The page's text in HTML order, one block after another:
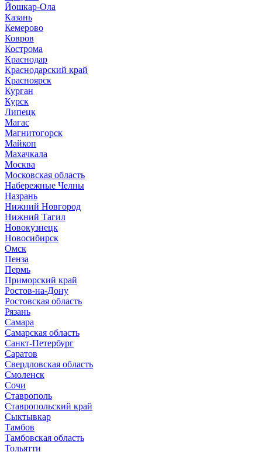
Йошкар-Ола
Казань
Кемерово
Ковров
Кострома
Краснодар
Краснодарский край
Красноярск
Курган
Курск
Липецк
Магас
Магнитогорск
Майкоп
Махачкала
Москва
Московская область
Набережные Челны
Назрань
Нижний Новгород
Нижний Тагил
Новокузнецк
Новосибирск
Омск
Пенза
Пермь
Приморский край
Ростов-на-Дону
Ростовская область
Рязань
Самара
Самарская область
Санкт-Петербург
Саратов
Свердловская область
Смоленск
Сочи
Ставрополь
Ставропольский край
Сыктывкар
Тамбов
Тамбовская область
Тольятти